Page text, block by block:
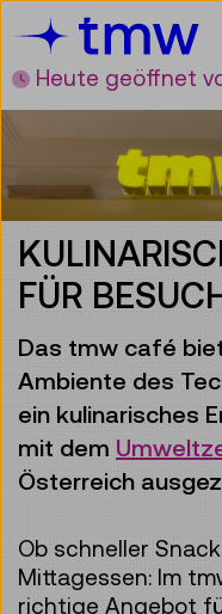
Zum Inhalt
Zum Hauptmenü
Zur Suche
Zur
Heute geöffnet
FÜR
Das tmw café
Ambiente des
ein kulinarisches
mit dem
Österreich
Ob schneller
Mittagessen: Im
richtige Angebot